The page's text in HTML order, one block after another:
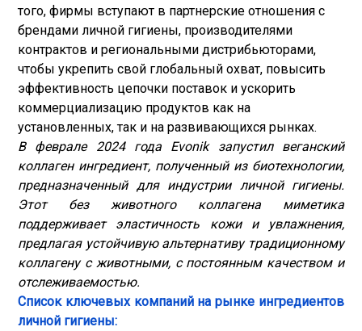
того, фирмы вступают в партнерские отношения с
брендами личной гигиены, производителями
контрактов и региональными дистрибьюторами,
чтобы укрепить свой глобальный охват, повысить
эффективность цепочки поставок и ускорить
коммерциализацию продуктов как на
установленных, так и на развивающихся рынках.
В феврале 2024 года Evonik запустил веганский
коллаген ингредиент, полученный из биотехнологии,
предназначенный для индустрии личной гигиены.
Этот без животного коллагена миметика
поддерживает эластичность кожи и увлажнения,
предлагая устойчивую альтернативу традиционному
коллагену с животными, с постоянным качеством и
отслеживаемостью.
Список ключевых компаний на рынке ингредиентов
личной гигиены: